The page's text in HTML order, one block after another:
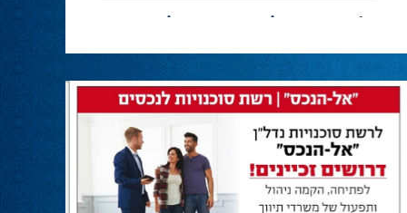
ח’כ אושר שקלים: נתניהו מגלה
30.04.24
חבר הכנסת אושר שקלים מחזק את ראש
הממשלה:
״מול כל הלחצים, החתרנים והדיס אינפורמציה,
ראש הממשלה נתניהו שוב מגלה מנהיגות,
ובהתאם לקריאתנו, לרצון העם והחיילים מבהיר
שניכנס לרפיח ונחסל את מה שנשאר מגדודי
החמאס. עד הניצחון המוחלט!״